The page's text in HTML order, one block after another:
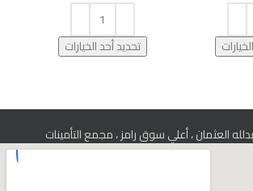
تحديد أحد الخيارات
العثمان ، أعلي سوق رامز ، مجمع التأمينات